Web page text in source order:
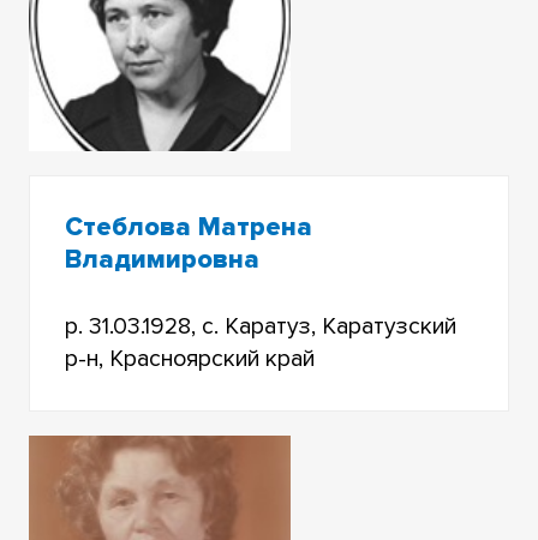
Стеблова Матрена
Владимировна
р. 31.03.1928, с. Каратуз, Каратузский
р-н, Красноярский край